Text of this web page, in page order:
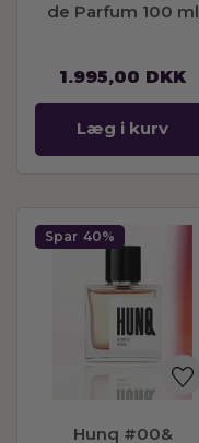
de Parfum 100 ml
1.995,00 DKK
Læg i kurv
Spar 40%
Hunq #00&